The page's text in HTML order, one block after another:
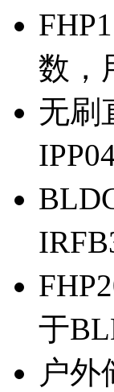
数，
无刷
于
户外